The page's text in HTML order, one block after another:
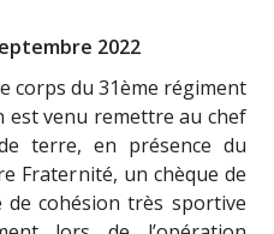
2022
corps du 31ème régiment
est venu remettre au chef
terre, en présence du
Fraternité, un chèque de
cohésion très sportive